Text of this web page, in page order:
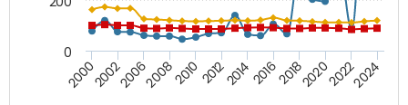
20002002200620082010 2012201420162018202020222024
0